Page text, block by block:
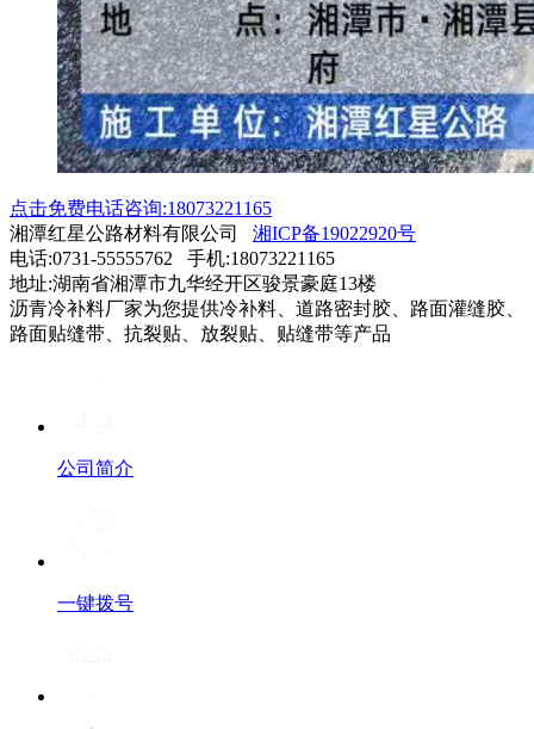
点击免费电话咨询:18073221165
湘潭红星公路材料有限公司 湘ICP备19022920号
电话:0731-55555762 手机:18073221165
地址:湖南省湘潭市九华经开区骏景豪庭13楼
沥青冷补料厂家为您提供冷补料、道路密封胶、路面灌缝胶、
路面贴缝带、抗裂贴、放裂贴、贴缝带等产品
公司简介
一键拨号